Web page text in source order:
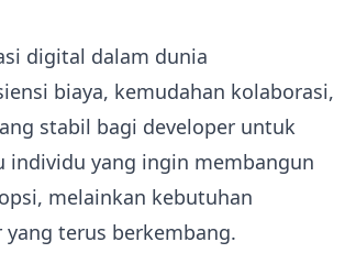
digital dalam dunia
biaya, kemudahan kolaborasi,
stabil bagi developer untuk
individu yang ingin membangun
melainkan kebutuhan
terus berkembang.